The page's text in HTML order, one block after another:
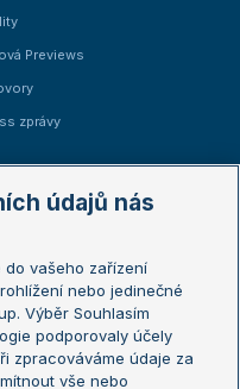
Previews
zprávy
Open
Open
údajů nás
do vašeho zařízení
nebo jedinečné
Výběr Souhlasím
podporovaly účely
zpracováváme údaje za
vše nebo